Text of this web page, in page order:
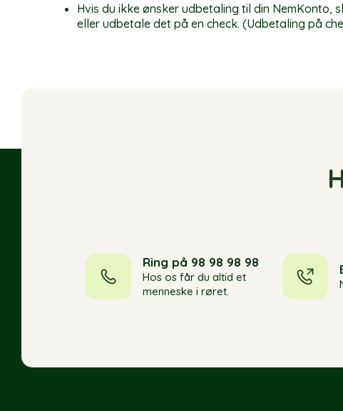
Hvis du ikke ønsker udbetaling til din
eller udbetale det på en check. (Udbetaling på
Ring på 98 98 98 98
Hos os får du altid et
menneske i røret.